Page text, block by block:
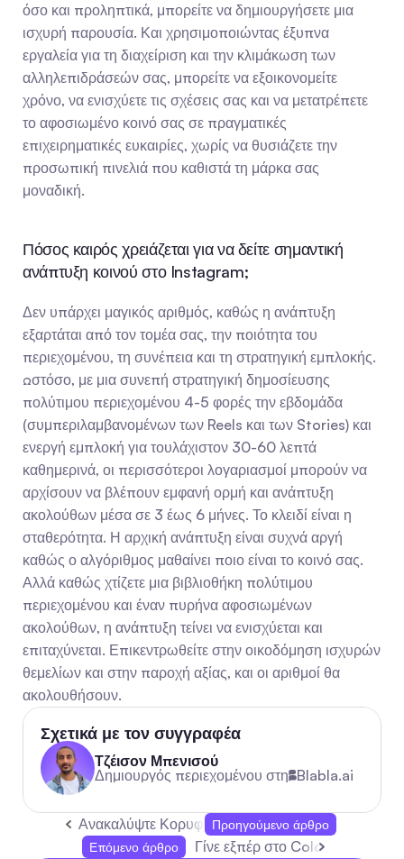
όσο και προληπτικά, μπορείτε να δημιουργήσετε μια
ισχυρή παρουσία. Και χρησιμοποιώντας έξυπνα
εργαλεία για τη διαχείριση και την κλιμάκωση των
αλληλεπιδράσεών σας, μπορείτε να εξοικονομείτε
χρόνο, να ενισχύετε τις σχέσεις σας και να μετατρέπετε
το αφοσιωμένο κοινό σας σε πραγματικές
επιχειρηματικές ευκαιρίες, χωρίς να θυσιάζετε την
προσωπική πινελιά που καθιστά τη μάρκα σας
μοναδική.
Πόσος καιρός χρειάζεται για να δείτε σημαντική
ανάπτυξη κοινού στο Instagram;
Δεν υπάρχει μαγικός αριθμός, καθώς η ανάπτυξη
εξαρτάται από τον τομέα σας, την ποιότητα του
περιεχομένου, τη συνέπεια και τη στρατηγική εμπλοκής.
Ωστόσο, με μια συνεπή στρατηγική δημοσίευσης
πολύτιμου περιεχομένου 4-5 φορές την εβδομάδα
(συμπεριλαμβανομένων των Reels και των Stories) και
ενεργή εμπλοκή για τουλάχιστον 30-60 λεπτά
καθημερινά, οι περισσότεροι λογαριασμοί μπορούν να
αρχίσουν να βλέπουν εμφανή ορμή και ανάπτυξη
ακολούθων μέσα σε 3 έως 6 μήνες. Το κλειδί είναι η
σταθερότητα. Η αρχική ανάπτυξη είναι συχνά αργή
καθώς ο αλγόριθμος μαθαίνει ποιο είναι το κοινό σας.
Αλλά καθώς χτίζετε μια βιβλιοθήκη πολύτιμου
περιεχομένου και έναν πυρήνα αφοσιωμένων
ακολούθων, η ανάπτυξη τείνει να ενισχύεται και
επιταχύνεται. Επικεντρωθείτε στην οικοδόμηση ισχυρών
θεμελίων και στην παροχή αξίας, και οι αριθμοί θα
ακολουθήσουν.
Σχετικά με τον συγγραφέα
Τζέισον Μπενισού
Δημιουργός περιεχομένου στη Blabla.ai
Ανακαλύψτε Κορυφαία Εργαλεία και
Προηγούμενο άρθρο
Επόμενο άρθρο
Γίνε εξπέρ στο Cold Outreach